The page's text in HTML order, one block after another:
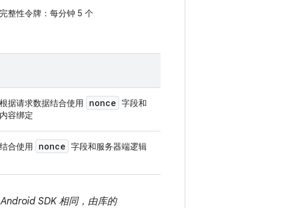
完整性令牌：每分钟 5 个
根据请求数据结合使用 nonce 字段和
内容绑定
结合使用 nonce 字段和服务器端逻辑
SDK 相同，由库的